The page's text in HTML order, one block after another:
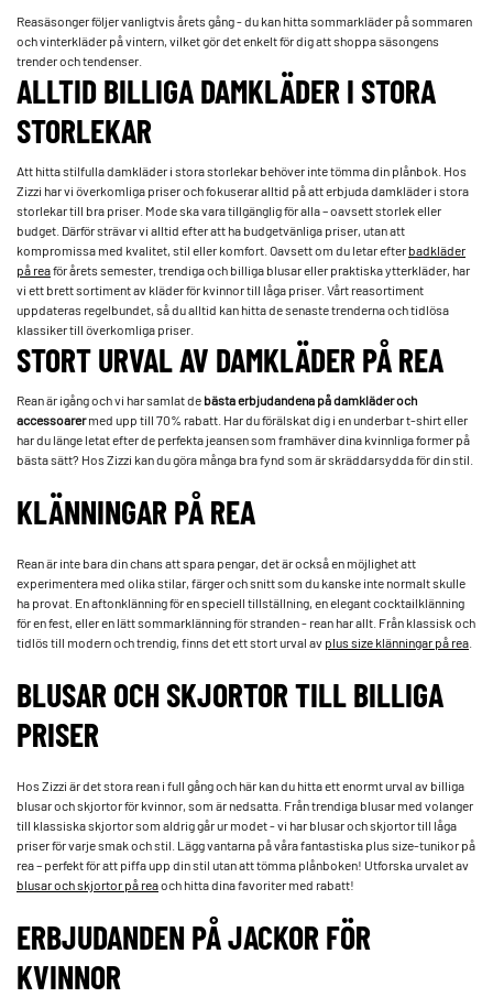
Reasäsonger följer vanligtvis årets gång - du kan hitta sommarkläder på sommaren
och vinterkläder på vintern, vilket gör det enkelt för dig att shoppa säsongens
trender och tendenser.
ALLTID BILLIGA DAMKLÄDER I STORA
STORLEKAR
Att hitta stilfulla damkläder i stora storlekar behöver inte tömma din plånbok. Hos
Zizzi har vi överkomliga priser och fokuserar alltid på att erbjuda damkläder i stora
storlekar till bra priser. Mode ska vara tillgänglig för alla – oavsett storlek eller
budget. Därför strävar vi alltid efter att ha budgetvänliga priser, utan att
kompromissa med kvalitet, stil eller komfort. Oavsett om du letar efterbadkläder
på reaför årets semester, trendiga och billiga blusar eller praktiska ytterkläder, har
vi ett brett sortiment av kläder för kvinnor till låga priser. Vårt reasortiment
uppdateras regelbundet, så du alltid kan hitta de senaste trenderna och tidlösa
klassiker till överkomliga priser.
STORT URVAL AV DAMKLÄDER PÅ REA
Rean är igång och vi har samlat debästa erbjudandena på damkläder och
accessoarermed upp till 70% rabatt. Har du förälskat dig i en underbar t-shirt eller
har du länge letat efter de perfekta jeansen som framhäver dina kvinnliga former på
bästa sätt? Hos Zizzi kan du göra många bra fynd som är skräddarsydda för din stil.
KLÄNNINGAR PÅ REA
Rean är inte bara din chans att spara pengar, det är också en möjlighet att
experimentera med olika stilar, färger och snitt som du kanske inte normalt skulle
ha provat. En aftonklänning för en speciell tillställning, en elegant cocktailklänning
för en fest, eller en lätt sommarklänning för stranden - rean har allt. Från klassisk och
tidlös till modern och trendig, finns det ett stort urval avplus size klänningar på rea
BLUSAR OCH SKJORTOR TILL BILLIGA
PRISER
Hos Zizzi är det stora rean i full gång och här kan du hitta ett enormt urval av billiga
blusar och skjortor för kvinnor, som är nedsatta. Från trendiga blusar med volanger
till klassiska skjortor som aldrig går ur modet - vi har blusar och skjortor till låga
priser för varje smak och stil. Lägg vantarna på våra fantastiska plus size-tunikor på
rea – perfekt för att piffa upp din stil utan att tömma plånboken! Utforska urvalet av
blusar och skjortor på reaoch hitta dina favoriter med rabatt!
ERBJUDANDEN PÅ JACKOR FÖR
KVINNOR